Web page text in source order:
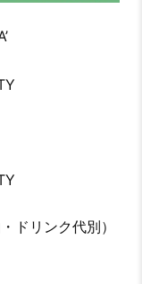
ドリンク代別）